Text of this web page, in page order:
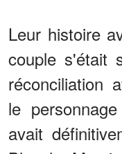
Leur histoire
couple s'était
réconciliation
le
avait